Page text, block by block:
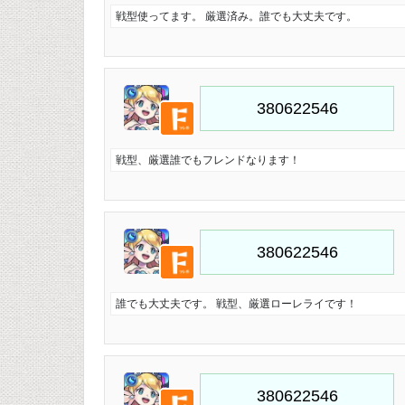
戦型使ってます。 厳選済み。誰でも大丈夫です。
戦型、厳選誰でもフレンドなります！
誰でも大丈夫です。 戦型、厳選ローレライです！